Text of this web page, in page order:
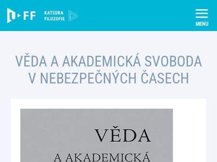
content
Publikace
Věda a akademická svoboda v nebezpečných časech
VĚDA A AKADEMICKÁ SVOBODA
V NEBEZPEČNÝCH ČASECH